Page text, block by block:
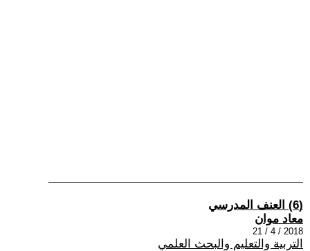
(6) العنف المدرسي
معاد موان
2018 / 4 / 21
التربية والتعليم والبحث العلمي